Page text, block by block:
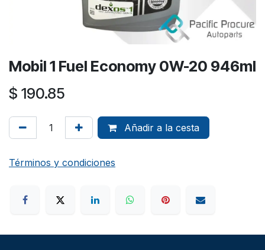
Mobil 1 Fuel Economy 0W-20 946ml
$ 190.85
Añadir a la cesta
Términos y condiciones